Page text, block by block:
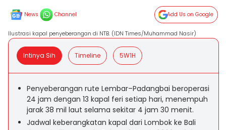
News Channel Add Us on Google
Ilustrasi kapal penyeberangan di NTB. (IDN Times/Muhammad Nasir)
Intinya Sih Timeline 5W1H
Penyeberangan rute Lembar–Padangbai beroperasi
24 jam dengan 13 kapal feri setiap hari, menempuh
jarak 38 mil laut selama sekitar 4 jam 30 menit.
Jadwal keberangkatan kapal dari Lombok ke Bali